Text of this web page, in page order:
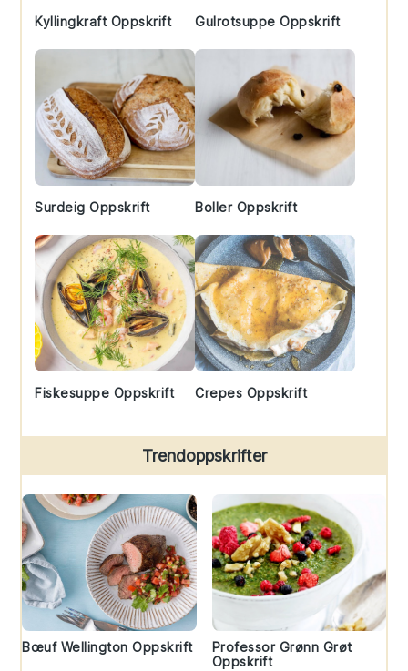
Kyllingkraft Oppskrift Gulrotsuppe Oppskrift
Surdeig Oppskrift Boller Oppskrift
Fiskesuppe Oppskrift Crepes Oppskrift
Trendoppskrifter
Bœuf Wellington Oppskrift
Professor Grønn Grøt
Oppskrift